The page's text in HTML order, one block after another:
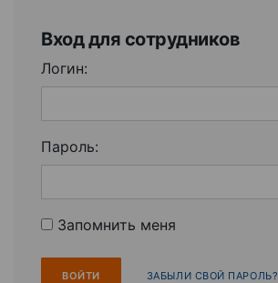
Вход для сотрудников
Логин:
Пароль:
Запомнить меня
ЗАБЫЛИ СВОЙ ПАРОЛЬ?